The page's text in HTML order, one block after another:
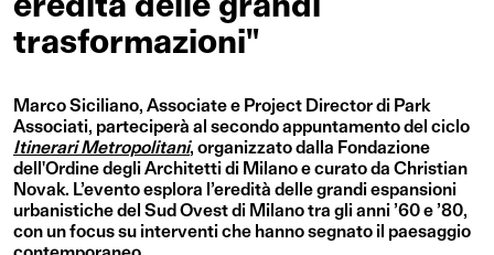
trasformazioni"
Marco Siciliano, Associate e Project Director di Park
Associati, parteciperà al secondo appuntamento del ciclo
Itinerari Metropolitani, organizzato dalla Fondazione
dell'Ordine degli Architetti di Milano e curato da Christian
Novak. L’evento esplora l’eredità delle grandi espansioni
urbanistiche del Sud Ovest di Milano tra gli anni ’60 e ’80,
con un focus su interventi che hanno segnato il paesaggio